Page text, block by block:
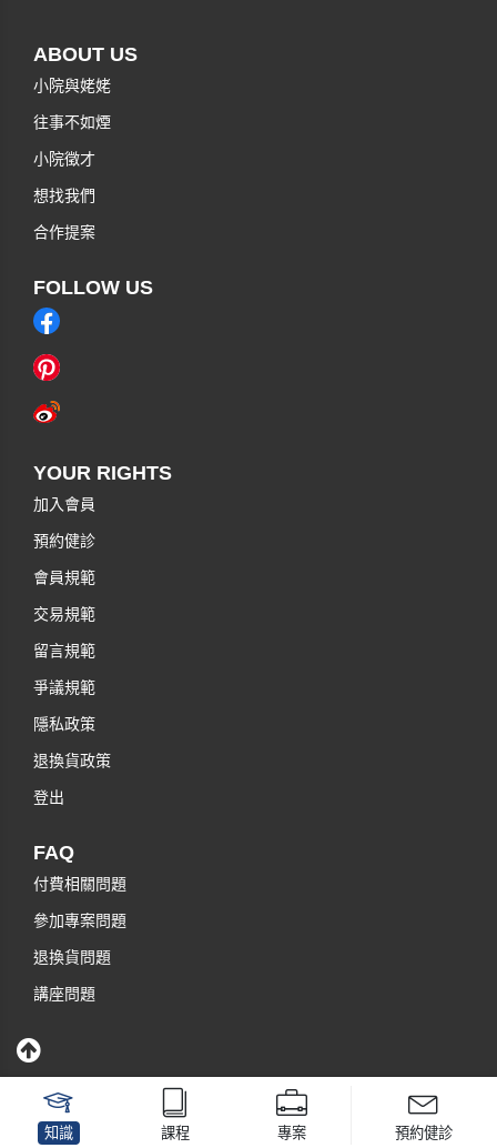
ABOUT US
小院與姥姥
往事不如煙
小院徵才
想找我們
合作提案
FOLLOW US
YOUR RIGHTS
加入會員
預約健診
會員規範
交易規範
留言規範
爭議規範
隱私政策
退換貨政策
登出
FAQ
付費相關問題
參加專案問題
退換貨問題
講座問題
知識 課程 專案 預約健診